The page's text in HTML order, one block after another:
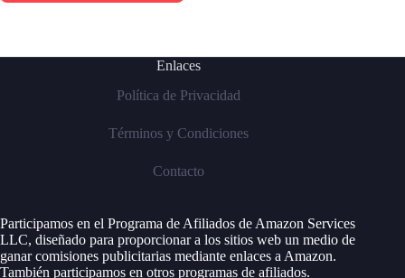
Enlaces
Política de Privacidad
Términos y Condiciones
Contacto
Participamos en el Programa de Afiliados de Amazon Services
LLC, diseñado para proporcionar a los sitios web un medio de
ganar comisiones publicitarias mediante enlaces a Amazon.
También participamos en otros programas de afiliados.